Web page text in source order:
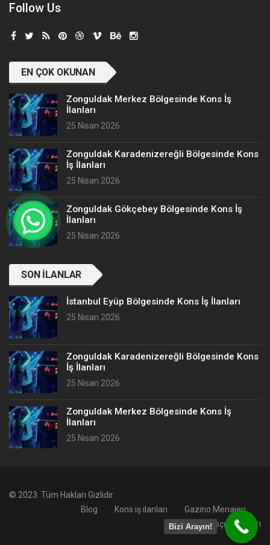
Follow Us
EN ÇOK OKUNAN
Zonguldak Merkez Bölgesinde Kons İş
İlanları
25 Nisan 2026
Zonguldak Karadenizereğli Bölgesinde Kons
İş İlanları
25 Nisan 2026
Zonguldak Gökçebey Bölgesinde Kons İş
İlanları
25 Nisan 2026
SON İLANLAR
İstanbul Eyüp Bölgesinde Kons İş İlanları
25 Nisan 2026
Zonguldak Karadenizereğli Bölgesinde Kons
İş İlanları
25 Nisan 2026
Zonguldak Merkez Bölgesinde Kons İş
İlanları
25 Nisan 2026
© 2023. Tüm Hakları Gizlidir.
Blog
Kons iş ilanları
Gazino Menajeri
Bayan Dansçı İş İlanları
Bizi Arayın!